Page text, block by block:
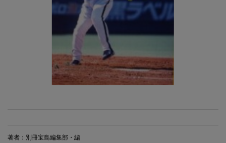
著者：別冊宝島編集部・編